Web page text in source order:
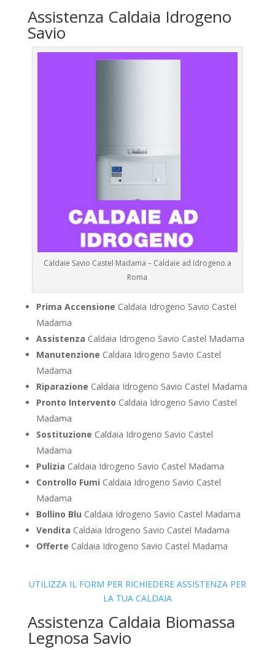
Assistenza Caldaia Idrogeno
Savio
Caldaie Savio Castel Madama – Caldaie ad Idrogeno a
Roma
Prima Accensione Caldaia Idrogeno Savio Castel
Madama
Assistenza Caldaia Idrogeno Savio Castel Madama
Manutenzione Caldaia Idrogeno Savio Castel
Madama
Riparazione Caldaia Idrogeno Savio Castel Madama
Pronto Intervento Caldaia Idrogeno Savio Castel
Madama
Sostituzione Caldaia Idrogeno Savio Castel
Madama
Pulizia Caldaia Idrogeno Savio Castel Madama
Controllo Fumi Caldaia Idrogeno Savio Castel
Madama
Bollino Blu Caldaia Idrogeno Savio Castel Madama
Vendita Caldaia Idrogeno Savio Castel Madama
Offerte Caldaia Idrogeno Savio Castel Madama
UTILIZZA IL FORM PER RICHIEDERE ASSISTENZA PER
LA TUA CALDAIA
Assistenza Caldaia Biomassa
Legnosa Savio